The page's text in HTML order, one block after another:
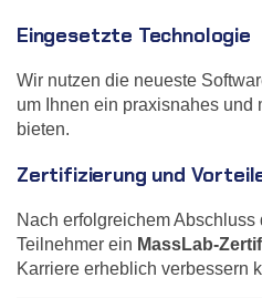
Eingesetzte Technologie
Wir nutzen die neueste
um Ihnen ein praxisnahes und
bieten.
Zertifizierung und
Nach erfolgreichem
Teilnehmer ein MassLab-
Karriere erheblich verbessern